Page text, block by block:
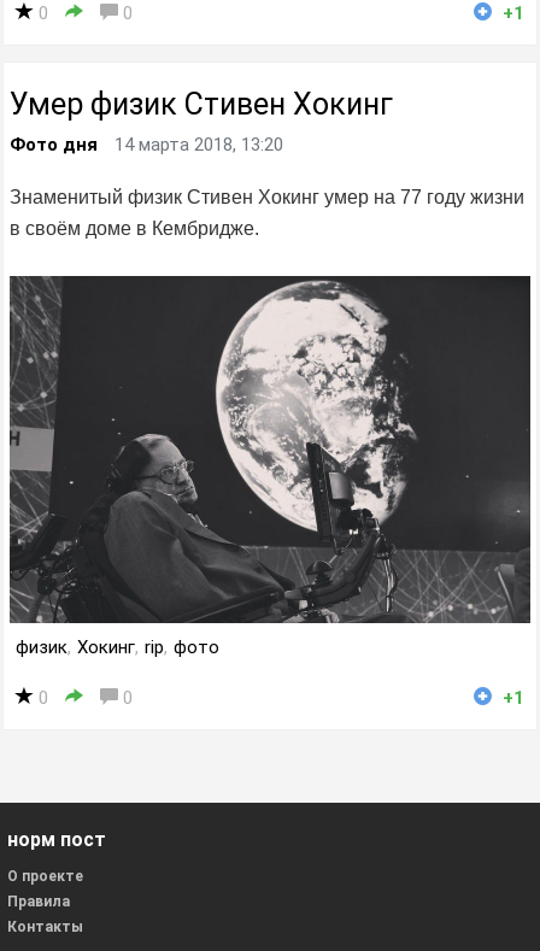
0 0 +1
Умер физик Стивен Хокинг
Фото дня 14 марта 2018, 13:20
Знаменитый физик Стивен Хокинг умер на 77 году жизни
в своём доме в Кембридже.
физик, Хокинг, rip, фото
0 0 +1
норм пост
О проекте
Правила
Контакты